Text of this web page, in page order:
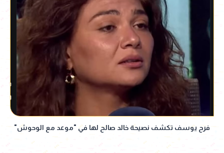
فرح يوسف تكشف نصيحة خالد صالح لها في "موعد مع الوحوش"